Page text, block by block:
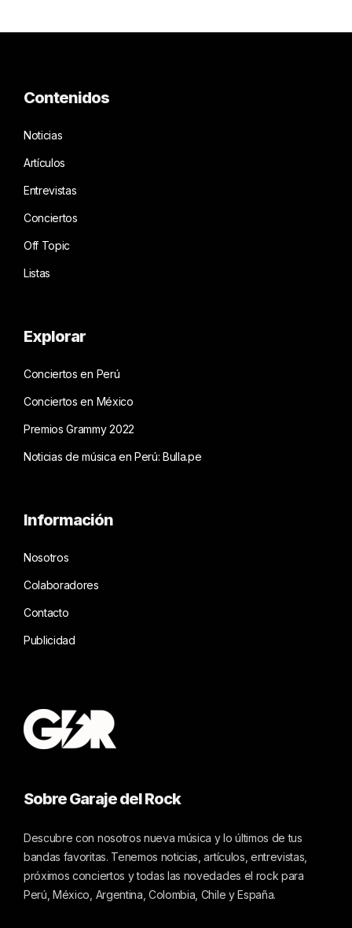
Contenidos
Noticias
Artículos
Entrevistas
Conciertos
Off Topic
Listas
Explorar
Conciertos en Perú
Conciertos en México
Premios Grammy 2022
Noticias de música en Perú: Bulla.pe
Información
Nosotros
Colaboradores
Contacto
Publicidad
Sobre Garaje del Rock
Descubre con nosotros nueva música y lo últimos de tus
bandas favoritas. Tenemos noticias, artículos, entrevistas,
próximos conciertos y todas las novedades el rock para
Perú, México, Argentina, Colombia, Chile y España.